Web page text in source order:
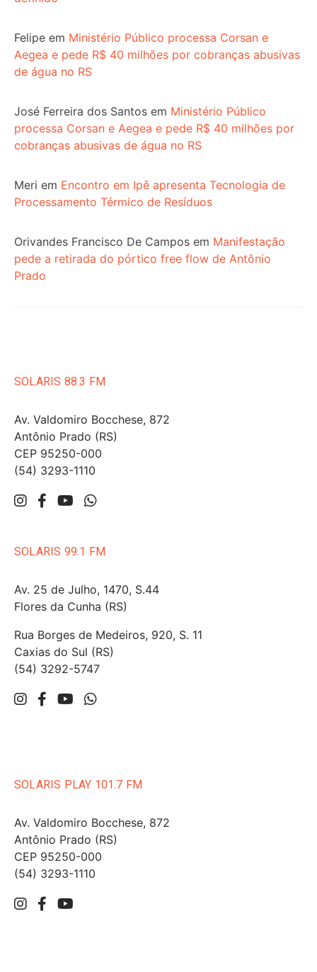
Felipe em Ministério Público processa Corsan e
Aegea e pede R$ 40 milhões por cobranças abusivas
de água no RS
José Ferreira dos Santos em Ministério Público
processa Corsan e Aegea e pede R$ 40 milhões por
cobranças abusivas de água no RS
Meri em Encontro em Ipê apresenta Tecnologia de
Processamento Térmico de Resíduos
Orivandes Francisco De Campos em Manifestação
pede a retirada do pórtico free flow de Antônio
Prado
SOLARIS 88.3 FM
Av. Valdomiro Bocchese, 872
Antônio Prado (RS)
CEP 95250-000
(54) 3293-1110
SOLARIS 99.1 FM
Av. 25 de Julho, 1470, S.44
Flores da Cunha (RS)
Rua Borges de Medeiros, 920, S. 11
Caxias do Sul (RS)
(54) 3292-5747
SOLARIS PLAY 101.7 FM
Av. Valdomiro Bocchese, 872
Antônio Prado (RS)
CEP 95250-000
(54) 3293-1110